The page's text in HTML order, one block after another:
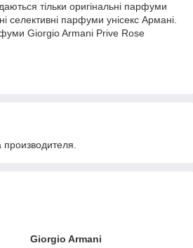
тільки оригінальні парфуми
селективні парфуми унісекс Армані.
Giorgio Armani Prive Rose
производителя.
Giorgio Armani